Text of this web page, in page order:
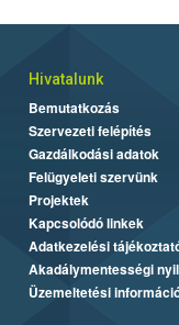
folytatódik a
Hivatalunk
Bemutatkozás
Szervezeti felépítés
Gazdálkodási adatok
Felügyeleti szervünk
Projektek
Kapcsolódó linkek
Adatkezelési
Akadálymentességi
Üzemeltetési